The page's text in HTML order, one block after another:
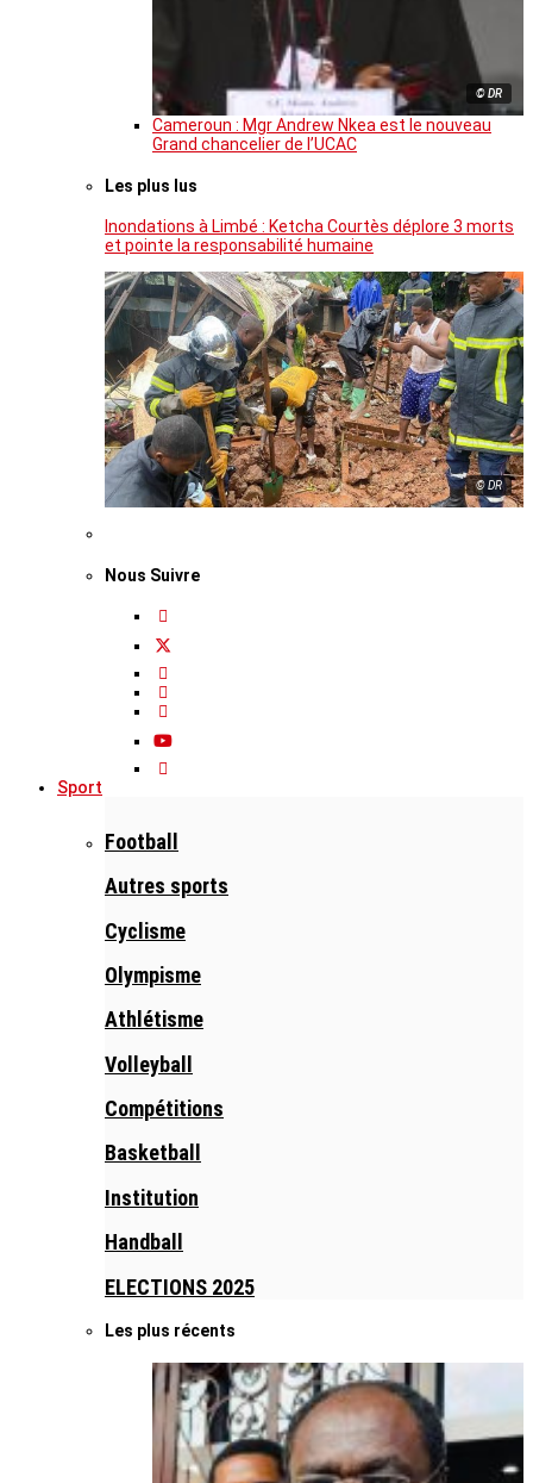
© DR
Cameroun : Mgr Andrew Nkea est le nouveau
Grand chancelier de l’UCAC
Les plus lus
Inondations à Limbé : Ketcha Courtès déplore 3 morts
et pointe la responsabilité humaine
© DR
Nous Suivre
Sport
Football
Autres sports
Cyclisme
Olympisme
Athlétisme
Volleyball
Compétitions
Basketball
Institution
Handball
ELECTIONS 2025
Les plus récents